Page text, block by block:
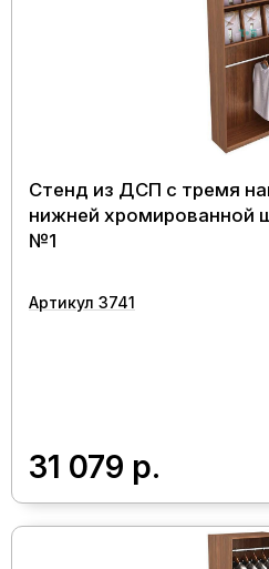
Стенд из ДСП с тремя
нижней хромированной
№1
Артикул 3741
31 079 р.